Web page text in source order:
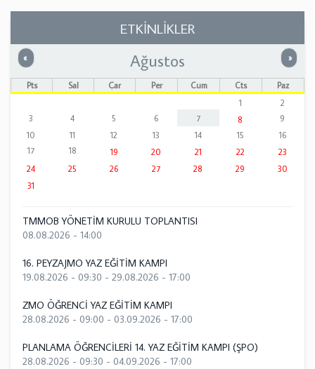
ETKİNLİKLER
« Önceki »
Ağustos
Pts Sal Çar Per Cum Cts
Paz
1
2
3
4 5 6 7 8
9
10
11 12 13 14 15
16
17
18 19 20 21 22
23
24
25 26 27 28 29
30
31
TMMOB YÖNETİM KURULU TOPLANTISI
08.08.2026 - 14:00
16. PEYZAJMO YAZ EĞİTİM KAMPI
19.08.2026 - 09:30 - 29.08.2026 - 17:00
ZMO ÖĞRENCİ YAZ EĞİTİM KAMPI
28.08.2026 - 09:00 - 03.09.2026 - 17:00
PLANLAMA ÖĞRENCİLERİ 14. YAZ EĞİTİM KAMPI (ŞPO)
28.08.2026 - 09:30 - 04.09.2026 - 17:00